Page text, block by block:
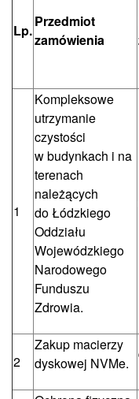
Lp.
Przedmiot
zamówienia
1
Kompleksowe
utrzymanie
czystości
w budynkach i na
terenach
należących
do Łódzkiego
Oddziału
Wojewódzkiego
Narodowego
Funduszu
Zdrowia.
2
Zakup macierzy
dyskowej NVMe.